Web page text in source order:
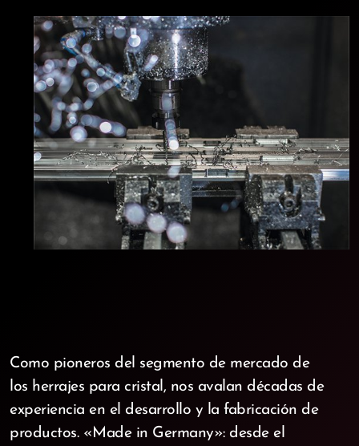
Como pioneros del segmento de mercado de
los herrajes para cristal, nos avalan décadas de
experiencia en el desarrollo y la fabricación de
productos. «Made in Germany»: desde el